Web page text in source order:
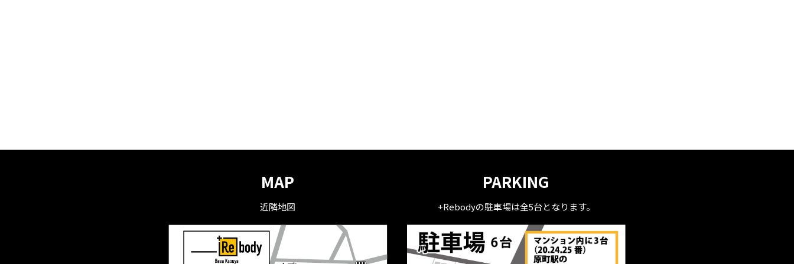
MAP
近隣地図
PARKING
+Rebodyの駐車場は全5台となります。